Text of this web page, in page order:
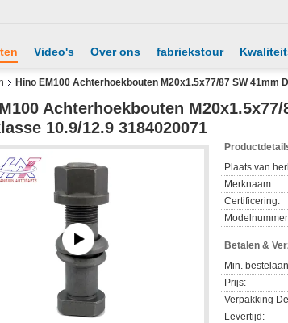
Video's Over ons fabriekstour
Hino EM100 Achterhoekbouten M20x1.5x77/87 SW 41mm
Achterhoekbouten
10.9/12.9 3184020071
Plaats van
Merknaam:
Certificering:
Betalen &
Min.
Prijs:
Verpakking
Levertijd: